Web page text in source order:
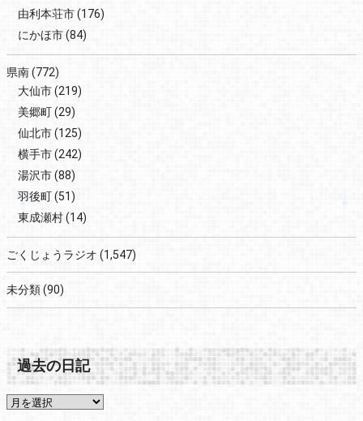
由利本荘市(176)
にかほ市(84)
県南(772)
大仙市(219)
美郷町(29)
仙北市(125)
横手市(242)
湯沢市(88)
羽後町(51)
東成瀬村(14)
ごくじょうラジオ (1,547)
未分類(90)
過去の日記